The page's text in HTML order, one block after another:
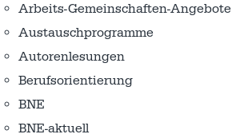
Arbeits-Gemeinschaften-Angebote
Austausch­programme
Autorenlesungen
Berufsorientierung
BNE
BNE-aktuell